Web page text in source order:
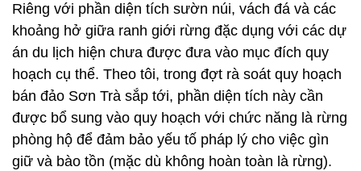
Riêng với phần diện tích sườn núi, vách đá và các
khoảng hở giữa ranh giới rừng đặc dụng với các dự
án du lịch hiện chưa được đưa vào mục đích quy
hoạch cụ thể. Theo tôi, trong đợt rà soát quy hoạch
bán đảo Sơn Trà sắp tới, phần diện tích này cần
được bổ sung vào quy hoạch với chức năng là rừng
phòng hộ để đảm bảo yếu tố pháp lý cho việc gìn
giữ và bào tồn (mặc dù không hoàn toàn là rừng).